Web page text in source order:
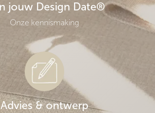
jouw Design Date®
Onze kennismaking
Advies & ontwerp